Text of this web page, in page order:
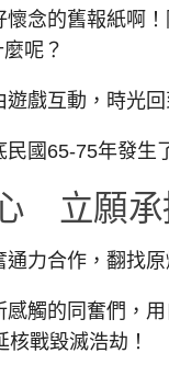
念的舊報紙啊！
呢？
戲互動，時光回
國65-75年發生
立願承
力合作，翻找原
觸的同奮們，用
戰毀滅浩劫！